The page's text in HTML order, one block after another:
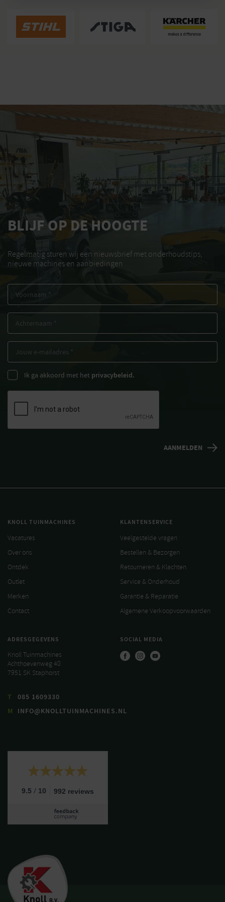
BLIJF OP DE HOOGTE
Regelmatig sturen wij een nieuwsbrief met onderhoudstips,
nieuwe machines en aanbiedingen
Ik ga akkoord met het privacybeleid.
KNOLL TUINMACHINES
Vacatures
Over ons
Ontdek
Outlet
Merken
Contact
KLANTENSERVICE
Veelgestelde vragen
Bestellen & Bezorgen
Retourneren & Klachten
Service & Onderhoud
Garantie & Reparatie
Algemene Verkoopvoorwaarden
ADRESGEGEVENS
Knoll Tuinmachines
Achthoevenweg 40
7951 SK Staphorst
T
085 1609330
M
INFO@KNOLLTUINMACHINES.NL
SOCIAL MEDIA
9.5 / 10 992 reviews